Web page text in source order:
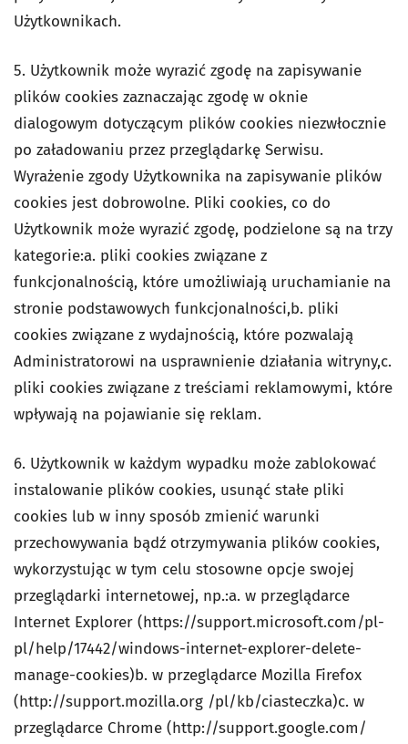
Użytkownikach.
5. Użytkownik może wyrazić zgodę na zapisywanie
plików cookies zaznaczając zgodę w oknie
dialogowym dotyczącym plików cookies niezwłocznie
po załadowaniu przez przeglądarkę Serwisu.
Wyrażenie zgody Użytkownika na zapisywanie plików
cookies jest dobrowolne. Pliki cookies, co do
Użytkownik może wyrazić zgodę, podzielone są na trzy
kategorie:a. pliki cookies związane z
funkcjonalnością, które umożliwiają uruchamianie na
stronie podstawowych funkcjonalności,b. pliki
cookies związane z wydajnością, które pozwalają
Administratorowi na usprawnienie działania witryny,c.
pliki cookies związane z treściami reklamowymi, które
wpływają na pojawianie się reklam.
6. Użytkownik w każdym wypadku może zablokować
instalowanie plików cookies, usunąć stałe pliki
cookies lub w inny sposób zmienić warunki
przechowywania bądź otrzymywania plików cookies,
wykorzystując w tym celu stosowne opcje swojej
przeglądarki internetowej, np.:a. w przeglądarce
Internet Explorer (https://support.microsoft.com/pl-
pl/help/17442/windows-internet-explorer-delete-
manage-cookies)b. w przeglądarce Mozilla Firefox
(http://support.mozilla.org /pl/kb/ciasteczka)c. w
przeglądarce Chrome (http://support.google.com/